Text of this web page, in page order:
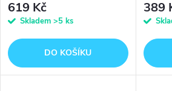
r
o
d
r
o
619 Kč
Skladem >5 ks
DO KOŠÍKU
389